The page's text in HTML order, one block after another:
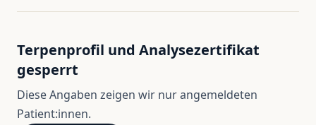
Terpenprofil und Analysezertifikat
gesperrt
Diese Angaben zeigen wir nur angemeldeten
Patient:innen.